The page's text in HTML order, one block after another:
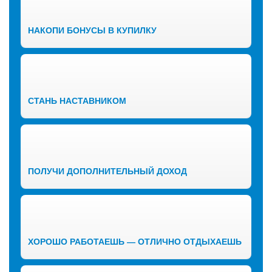
НАКОПИ БОНУСЫ В КУПИЛКУ
СТАНЬ НАСТАВНИКОМ
ПОЛУЧИ ДОПОЛНИТЕЛЬНЫЙ ДОХОД
ХОРОШО РАБОТАЕШЬ — ОТЛИЧНО ОТДЫХАЕШЬ